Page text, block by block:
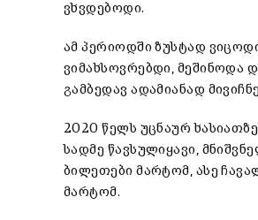
ვხვდებოდი.
ამ პერიოდში ზუსტად
ვიმახსოვრებდი, მეშინოდა
გამბედავ ადამიანად
2020 წელს უცნაურ
სადმე წავსულიყავი,
ბილეთები მარტომ, ასე
მარტომ.